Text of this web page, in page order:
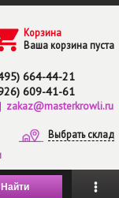
664-44-21
609-41-61
zakaz@masterkrowli.ru
Выбрать склад
Корзина
Ваша корзина пуста